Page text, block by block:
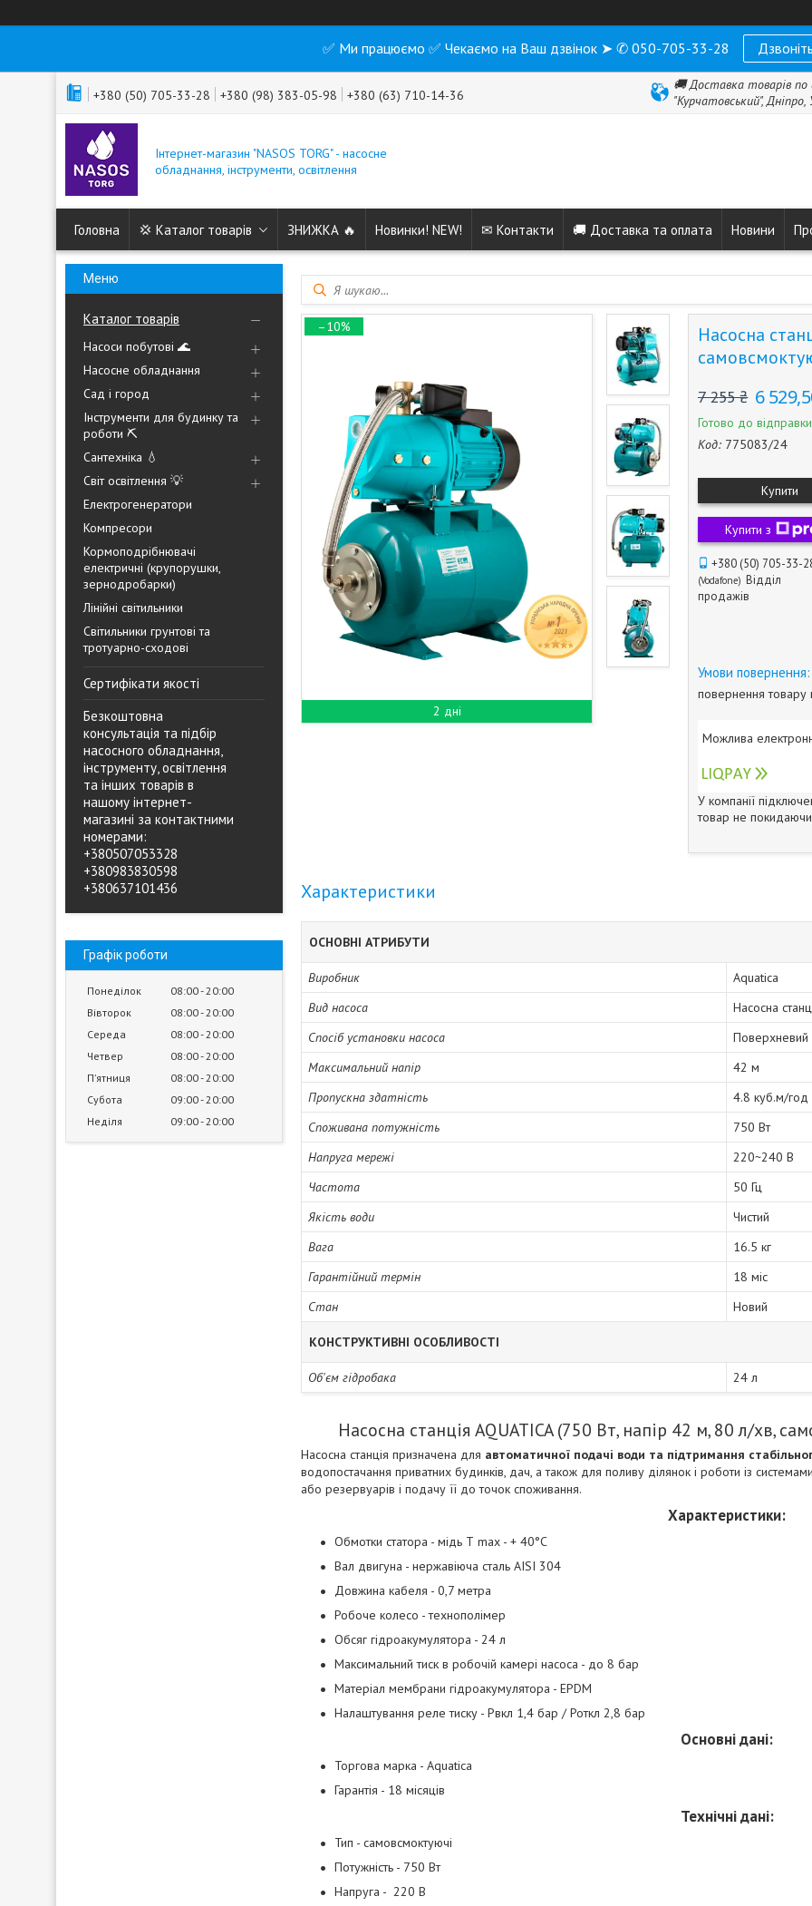
✅ Ми працюємо ✅ Чекаємо на Ваш дзвінок ➤ ✆ 050-705-33-28
+380 (50) 705-33-28 +380 (98) 383-05-98 +380 (63) 710-14-36
🚚 Доставка товарів по
"Курчатовський", Дніпро,
Інтернет-магазин "NASOS TORG" - насосне
обладнання, інструменти, освітлення
Головна 💢 Каталог товарів ЗНИЖКА 🔥 Новинки! NEW! ✉ Контакти 🚚 Доставка та оплата Новини
Каталог товарів
Насоси побутові 🌊
Насосне обладнання
Сад і город
Інструменти для будинку та
роботи ⛏️
Сантехніка 💧
Світ освітлення 💡
Електрогенератори
Компресори
Кормоподрібнювачі
електричні (крупорушки,
зернодробарки)
Лінійні світильники
Світильники грунтові та
тротуарно-сходові
Сертифікати якості
Безкоштовна
консультація та підбір
насосного обладнання,
інструменту, освітлення
та інших товарів в
нашому інтернет-
магазині за контактними
номерами:
+380507053328
+380983830598
+380637101436
Графік роботи
Понеділок 08:00 20:00
Вівторок
08:00 20:00
Середа
08:00 20:00
Четвер
08:00 20:00
Пʼятниця
08:00 20:00
Субота
09:00 20:00
Неділя
09:00 20:00
–10%
2 дні
Насосна
7 255 ₴ 6
Готово до відправки
Код: 775083/24
Купити
Купити з
+380 (50) 705-33-
Vodafone Відділ
продажів
повернення товару
У компанії
товар не покидаючи
Характеристики
ОСНОВНІ АТРИБУТИ
Виробник
Aquatica
Вид насоса
Насосна
Спосіб установки насоса
Поверхневий
Максимальний напір
42 м
Пропускна здатність
4.8 куб.м/год
Споживана потужність
750 Вт
Напруга мережі
220~240 В
Частота
50 Гц
Якість води
Чистий
Вага
16.5 кг
Гарантійний термін
18 міс
Стан
Новий
КОНСТРУКТИВНІ ОСОБЛИВОСТІ
Об'єм гідробака 24 л
Насосна станція AQUATICA (750 Вт, напір 42 м, 80 л/хв,
Насосна станція призначена для автоматичної подачі води та підтримання
водопостачання приватних будинків, дач, а також для поливу ділянок і роботи із
або резервуарів і подачу її до точок споживання.
Характеристики:
Обмотки статора - мідь Т max - + 40°C
Вал двигуна - нержавіюча сталь AISI 304
Довжина кабеля - 0,7 метра
Робоче колесо - технополімер
Обсяг гідроакумулятора - 24 л
Максимальний тиск в робочій камері насоса - до 8 бар
Матеріал мембрани гідроакумулятора - EPDM
Налаштування реле тиску - Рвкл 1,4 бар / Роткл 2,8 бар
Основні дані:
Торгова марка - Aquatica
Гарантія - 18 місяців
Технічні дані:
Тип - самовсмоктуючі
Потужність - 750 Вт
Напруга - 220 В